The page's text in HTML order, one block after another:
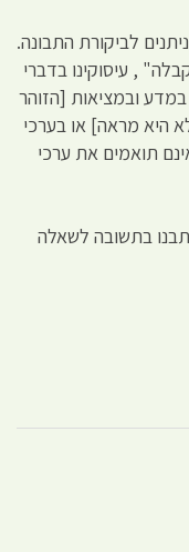
לביקורת התבונה.
, עיסוקינו בדברי
ובמציאות [הזוהר
היא מראה] או בערכי
תואמים את ערכי
בתשובה לשאלה